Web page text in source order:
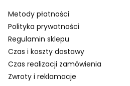
Metody płatności
Polityka prywatności
Regulamin sklepu
Czas i koszty dostawy
Czas realizacji zamówienia
Zwroty i reklamacje